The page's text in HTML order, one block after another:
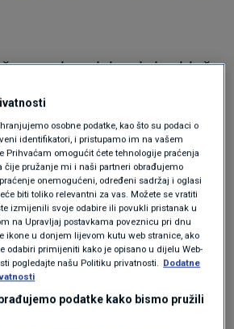
u zelenu jaknu i sive hlače.
sata potrage pronađen živ
aplikacija
iPadi društvenih
| Instagram.
osobne podatke, kao što su podaci o
identifikatori, i pristupamo im na vašem
Prihvaćam omogućit ćete tehnologije praćenja
čije pružanje mi i naši partneri obrađujemo
onemogućeni, određeni sadržaj i oglasi
biti toliko relevantni za vas. Možete se vratiti
izmijenili svoje odabire ili povukli pristanak u
na Upravljaj postavkama poveznicu pri dnu
ikone u donjem lijevom kutu web stranice, ako
odabiri primijeniti kako je opisano u dijelu Web-
pogledajte našu Politiku privatnosti. Dodatne
podatke kako bismo pružili